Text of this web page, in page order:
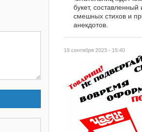
19 сентября 2023 - 15:40
букет, составленный
смешных стихов и
анекдотов.